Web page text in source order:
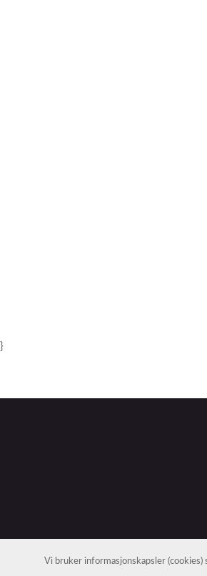
}
Vi bruker informasjonskapsler